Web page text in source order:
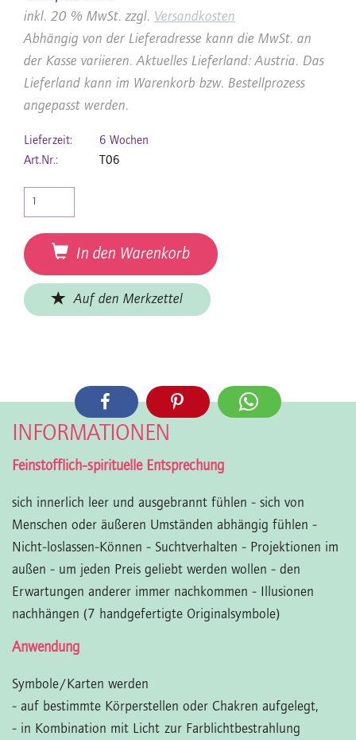
inkl. 20 % MwSt. zzgl. Versandkosten
Abhängig von der Lieferadresse kann die MwSt. an
der Kasse variieren. Aktuelles Lieferland: Austria. Das
Lieferland kann im Warenkorb bzw. Bestellprozess
angepasst werden.
Lieferzeit:
6 Wochen
Art.Nr.:
T06
In den Warenkorb
Auf den Merkzettel
INFORMATIONEN
Feinstofflich-spirituelle Entsprechung
sich innerlich leer und ausgebrannt fühlen - sich von
Menschen oder äußeren Umständen abhängig fühlen -
Nicht-loslassen-Können - Suchtverhalten - Projektionen im
außen - um jeden Preis geliebt werden wollen - den
Erwartungen anderer immer nachkommen - Illusionen
nachhängen (7 handgefertigte Originalsymbole)
Anwendung
Symbole/Karten werden
- auf bestimmte Körperstellen oder Chakren aufgelegt,
- in Kombination mit Licht zur Farblichtbestrahlung